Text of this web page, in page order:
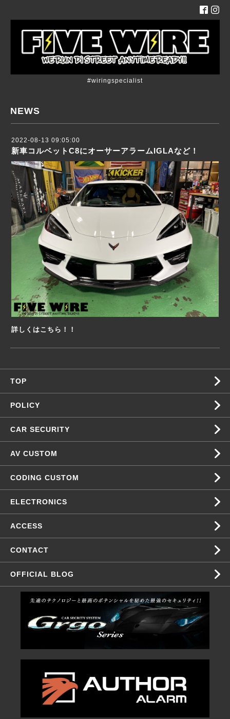
#wiringspecialist
NEWS
2022-08-13 09:05:00
新車コルベットC8にオーサーアラームIGLAなど！
詳しくはこちら！！
TOP
POLICY
CAR SECURITY
AV CUSTOM
CODING CUSTOM
ELECTRONICS
ACCESS
CONTACT
OFFICIAL BLOG